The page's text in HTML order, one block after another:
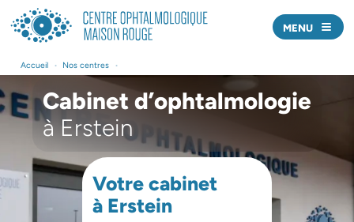
Nos médecins
Offre de soins
Actualités
Prendre rendez-vous
MENU
Accueil • Nos centres •
Cabinet d’ophtalmologie
à Erstein
Votre cabinet
à Erstein